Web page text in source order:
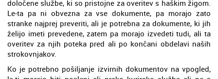
določene službe, ki so pristojne za overitev s haškim žigom.
Le-ta pa ni obvezna za vse dokumente, pa morajo zato
stranke najprej preveriti, ali je potrebna za dokumente, ki jih
želijo imeti prevedene, zatem pa morajo izvedeti tudi, ali ta
overitev za njih poteka pred ali po končani obdelavi naših
strokovnjakov.
Ko je potrebno pošiljanje izvirnih dokumentov na vpogled,